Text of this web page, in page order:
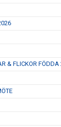
& FLICKOR